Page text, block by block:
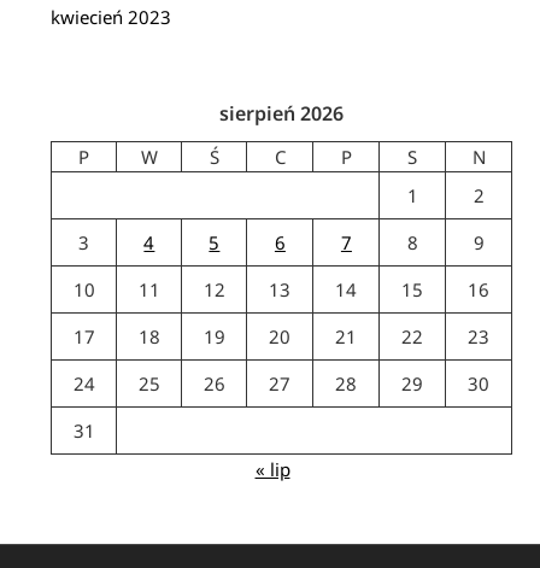
kwiecień 2023
sierpień 2026
P W Ś C P S
N
1
2
3
4 5 6 7 8
9
10
11 12 13 14 15
16
17
18 19 20 21 22
23
24
25 26 27 28 29
30
31
« lip